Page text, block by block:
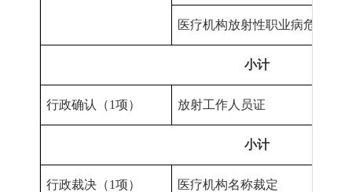
医疗机构放射性职业病危害建
小计
行政确认（1项） 放射工作人员证
小计
行政裁决（1项） 医疗机构名称裁定